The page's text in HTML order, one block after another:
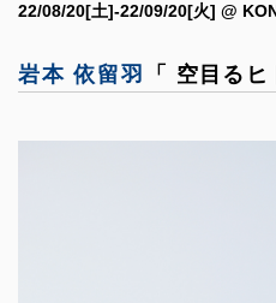
22/08/20[土]-22/09/20[火] @
岩本 依留羽 「 空目るヒ